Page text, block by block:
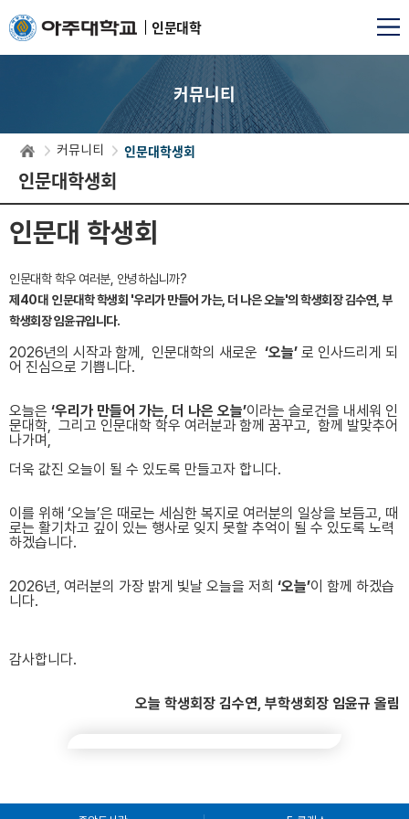
인문대학
커뮤니티
커뮤니티 인문대학생회
인문대학생회
인문대 학생회
인문대학 학우 여러분, 안녕하십니까?
제40대 인문대학 학생회 '우리가 만들어 가는, 더 나은 오늘'의 학생회장 김수연, 부
학생회장 임윤규입니다.
2026년의 시작과 함께 , 인문대학의 새로운 ‘오늘’ 로 인사드리게 되
어 진심으로 기쁩니다.
오늘은 ‘우리가 만들어 가는, 더 나은 오늘’이라는 슬로건을 내세워 인
문대학, 그리고 인문대학 학우 여러분과 함께 꿈꾸고, 함께 발맞추어
나가며 ,
더욱 값진 오늘이 될 수 있도록 만들고자 합니다.
이를 위해 ‘오늘’은 때로는 세심한 복지로 여러분의 일상을 보듬고, 때
로는 활기차고 깊이 있는 행사로 잊지 못할 추억이 될 수 있도록 노력
하겠습니다.
2026년, 여러분의 가장 밝게 빛날 오늘을 저희 ‘오늘’이 함께 하겠습
니다.
감사합니다.
오늘 학생회장 김수연, 부학생회장 임윤규 올림